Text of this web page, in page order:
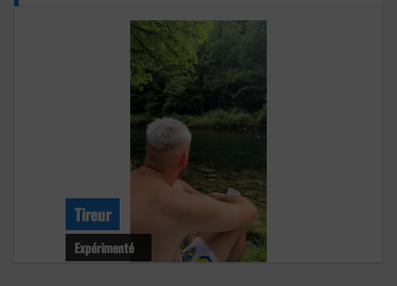
Tireur
Expérimenté